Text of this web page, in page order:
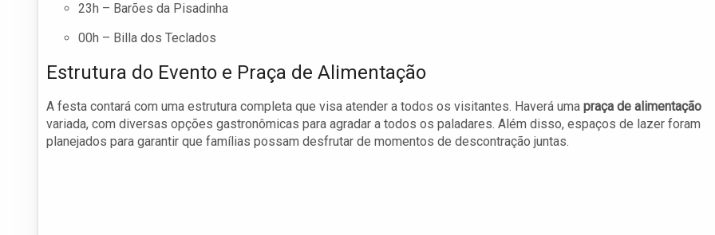
23h – Barões da Pisadinha
00h – Billa dos Teclados
Estrutura do Evento e Praça de Alimentação
A festa contará com uma estrutura completa que visa atender a todos os visitantes. Haverá uma praça de alimentação
variada, com diversas opções gastronômicas para agradar a todos os paladares. Além disso, espaços de lazer foram
planejados para garantir que famílias possam desfrutar de momentos de descontração juntas.